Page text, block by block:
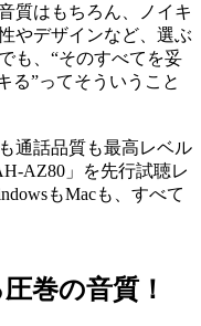
質はもちろん、ノイキ
やデザインなど、選ぶ
も、“そのすべてを妥
る”ってそういうこと
通話品質も最高レベル
AZ80」を先行試聴レ
もMacも、すべて
巻の音質！